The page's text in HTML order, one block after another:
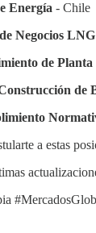
Energía - Chile
Negocios LNG
de
de
a estas